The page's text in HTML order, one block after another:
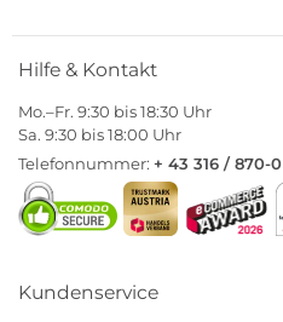
Hilfe & Kontakt
Mo.–Fr. 9:30 bis 18:30 Uhr
Sa. 9:30 bis 18:00 Uhr
Telefonnummer: + 43 316 / 870-0
Kundenservice